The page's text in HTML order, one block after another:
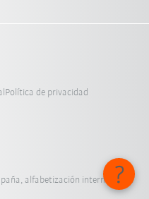
Política de privacidad
alfabetización internacional